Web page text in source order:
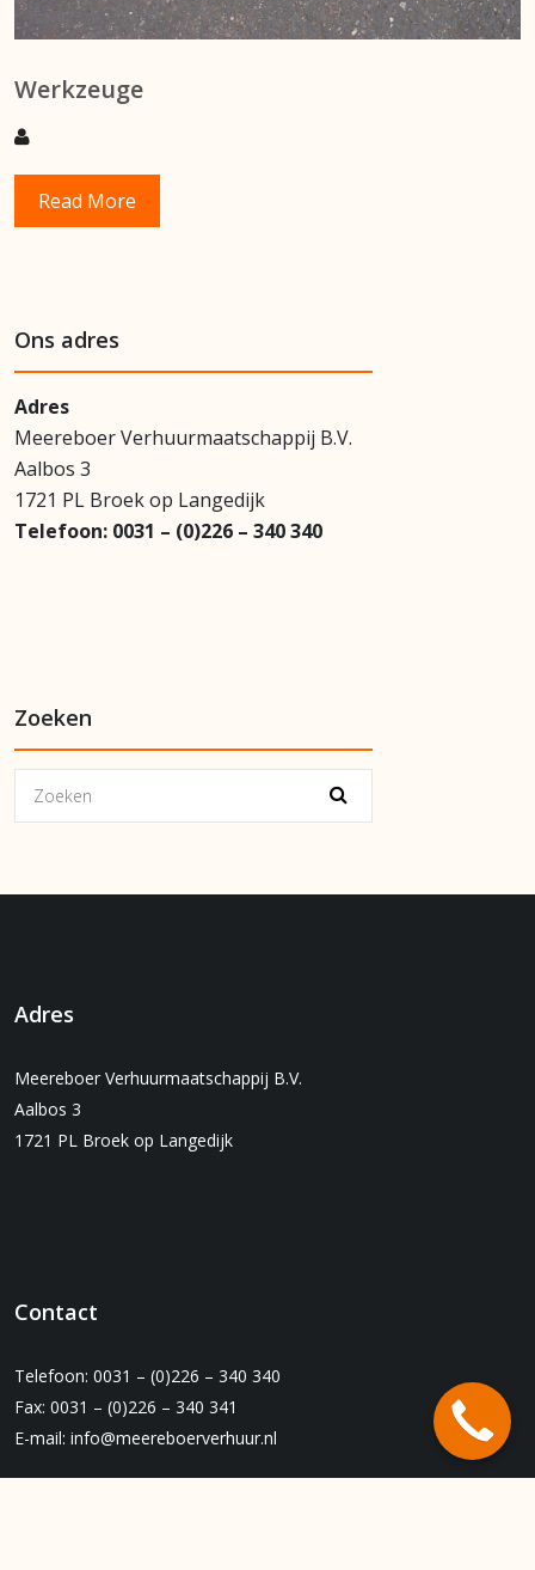
Werkzeuge
Read More
Ons adres
Adres
Meereboer Verhuurmaatschappij B.V.
Aalbos 3
1721 PL Broek op Langedijk
Telefoon: 0031 – (0)226 – 340 340
Zoeken
Adres
Meereboer Verhuurmaatschappij B.V.
Aalbos 3
1721 PL Broek op Langedijk
Contact
Telefoon: 0031 – (0)226 – 340 340
Fax: 0031 – (0)226 – 340 341
E-mail: info@meereboerverhuur.nl